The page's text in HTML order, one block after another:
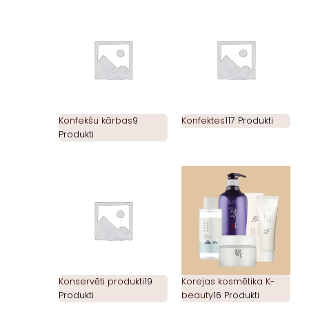
Konfekšu kārbas9
Produkti
Konfektes117 Produkti
Konservēti produkti19
Produkti
Korejas kosmētika K-
beauty16 Produkti